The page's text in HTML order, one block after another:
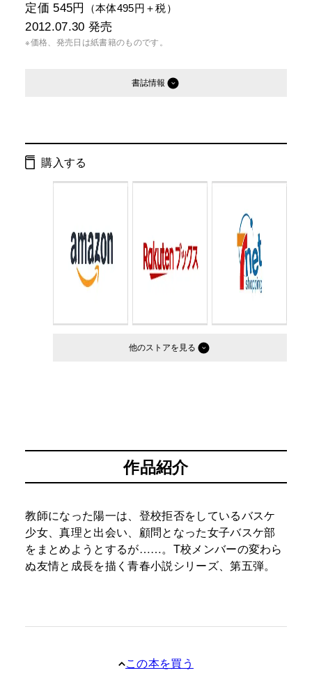
定価 545円 （本体495円＋税）
2012.07.30 発売
※価格、発売日は紙書籍のものです。
書誌情報
ISBN： 9784344419049
判型：
購入する
他のストア
作品紹介
教師になった陽一は、登校拒否をしているバスケ
少女、真理と出会い、顧問となった女子バスケ部
をまとめようとするが……。T校メンバーの変わら
ぬ友情と成長を描く青春小説シリーズ、第五弾。
この本を買う